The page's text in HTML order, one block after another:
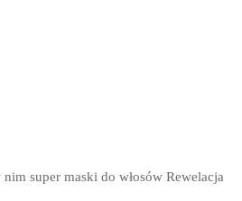
super maski do włosów Rewelacja